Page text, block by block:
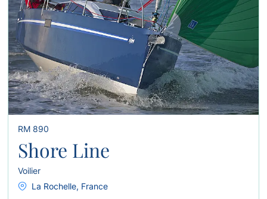
RM 890
Shore Line
Voilier
La Rochelle, France